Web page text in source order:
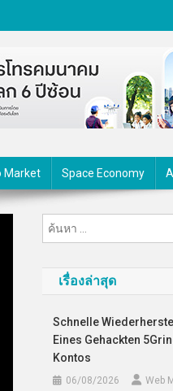
Market Space Economy
เรื่องล่าสุด
Schnelle
Eines Gehackten
Kontos
06/08/2026 Web